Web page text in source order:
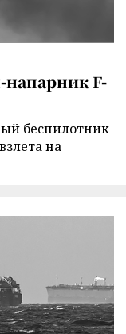
F-
беспилотник
на